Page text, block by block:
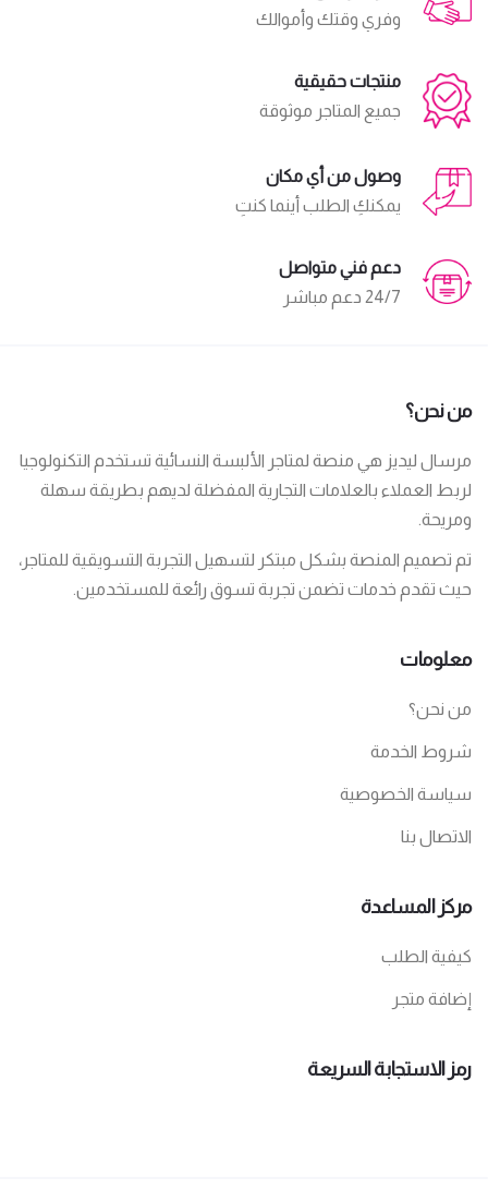
وفري وقتك وأموالك
منتجات حقيقية
جميع المتاجر موثوقة
وصول من أي مكان
يمكنكِ الطلب أينما كنتِ
دعم فني متواصل
24/7 دعم مباشر
من نحن؟
مرسال ليديز هي منصة لمتاجر الألبسة النسائية تستخدم التكنولوجيا
لربط العملاء بالعلامات التجارية المفضلة لديهم بطريقة سهلة
ومريحة.
تم تصميم المنصة بشكل مبتكر لتسهيل التجربة التسويقية للمتاجر،
حيث تقدم خدمات تضمن تجربة تسوق رائعة للمستخدمين.
معلومات
من نحن؟
شروط الخدمة
سياسة الخصوصية
الاتصال بنا
مركز المساعدة
كيفية الطلب
إضافة متجر
رمز الاستجابة السريعة